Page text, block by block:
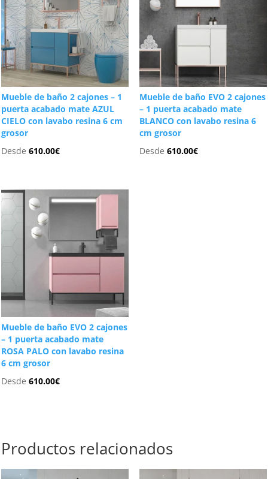
Mueble de baño 2 cajones – 1
puerta acabado mate AZUL
CIELO con lavabo resina 6 cm
grosor
Desde610.00€
Mueble de baño EVO 2 cajones
– 1 puerta acabado mate
BLANCO con lavabo resina 6
cm grosor
Desde 610.00€
Mueble de baño EVO 2 cajones
– 1 puerta acabado mate
ROSA PALO con lavabo resina
6 cm grosor
Desde610.00€
Productos relacionados